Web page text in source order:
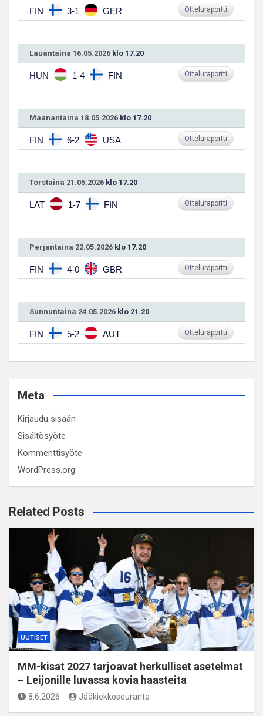
FIN 3-1 GER Otteluraportti
Lauantaina 16.05.2026 klo 17.20
HUN 1-4 FIN Otteluraportti
Maanantaina 18.05.2026 klo 17.20
FIN 6-2 USA Otteluraportti
Torstaina 21.05.2026 klo 17.20
LAT 1-7 FIN Otteluraportti
Perjantaina 22.05.2026 klo 17.20
FIN 4-0 GBR Otteluraportti
Sunnuntaina 24.05.2026 klo 21.20
FIN 5-2 AUT Otteluraportti
Meta
Kirjaudu sisään
Sisältösyöte
Kommenttisyöte
WordPress.org
Related Posts
UUTISET
MM-kisat 2027 tarjoavat herkulliset asetelmat
– Leijonille luvassa kovia haasteita
8.6.2026 Jääkiekkoseuranta